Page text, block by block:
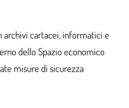
archivi cartacei, informatici e
dello Spazio economico
misure di sicurezza